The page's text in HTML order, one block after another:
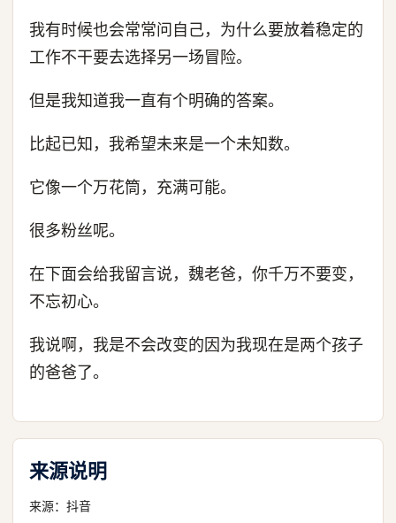
我有时候也会常常问自己，为什么要放着稳定的
工作不干要去选择另一场冒险。
但是我知道我一直有个明确的答案。
比起已知，我希望未来是一个未知数。
它像一个万花筒，充满可能。
很多粉丝呢。
在下面会给我留言说，魏老爸，你千万不要变，
不忘初心。
我说啊，我是不会改变的因为我现在是两个孩子
的爸爸了。
来源说明
来源： 抖音